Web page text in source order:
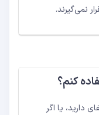
نمی‌گیرند.
کنم؟
دیفای دارید، یا اگر